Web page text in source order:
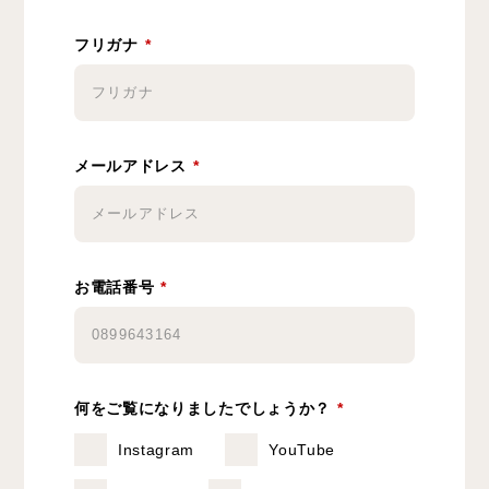
フリガナ *
メールアドレス *
お電話番号 *
何をご覧になりましたでしょうか？ *
Instagram YouTube